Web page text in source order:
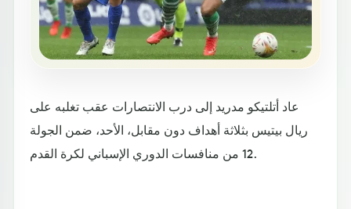
عاد أتلتيكو مدريد إلى درب الانتصارات عقب تغلبه على
ريال بيتيس بثلاثة أهداف دون مقابل، الأحد، ضمن الجولة
12 من منافسات الدوري الإسباني لكرة القدم.